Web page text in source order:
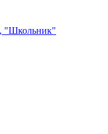
"Школьник"